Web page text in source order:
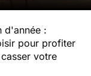
d'année :
pour profiter
votre